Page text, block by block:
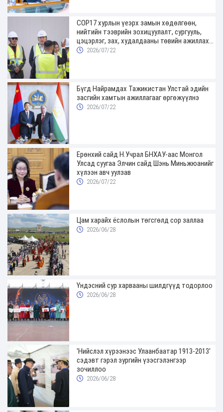
COP17 хурлын үеэрх замын хөдөлгөөн,
нийтийн тээврийн зохицуулалт, сургууль,
цэцэрлэг, зах, худалдааны төвийн ажиллах
хуваарийг гаргаж, иргэдэд мэдээлэхийг
2026/07/22
Бүгд Найрамдах Тажикистан Улстай эдийн
засгийн хамтын ажиллагааг өргөжүүлнэ
2026/07/22
Ерөнхий сайд Н.Учрал БНХАУ-аас Монгол
Улсад суугаа Элчин сайд Шэнь Миньжюанийг
хүлээн авч уулзав
2026/07/22
Цам харайх ёслолын төгсгөлд сор заллаа
2026/06/28
Үндэсний сур харвааны шилдгүүд тодорлоо
2026/06/28
'Нийслэл хүрээнээс Улаанбаатар 1913-2013'
сэдэвт гэрэл зургийн үзэсгэлэнгээр
зочиллоо
2026/06/28